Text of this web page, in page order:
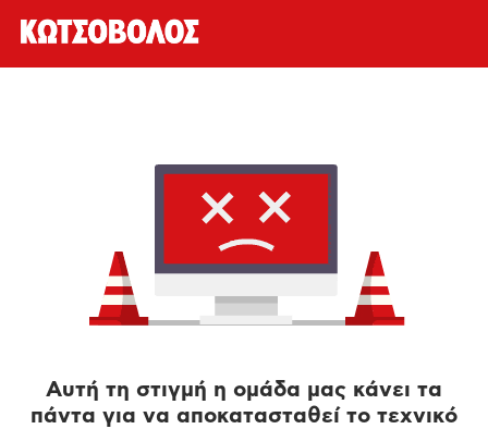
Αυτή τη στιγμή η ομάδα μας κάνει τα
πάντα για να αποκατασταθεί το τεχνικό